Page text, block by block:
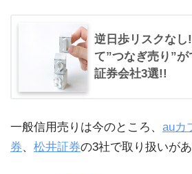
逆日歩リスクな
て”つなぎ売り”
証券会社3選!!
一般信用売りは今のところ、 auカ
券、 松井証券の3社で取り扱いがあ